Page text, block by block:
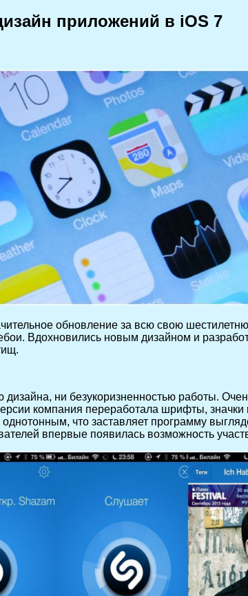
приложений в iOS 7
обновление за всю свою
Вдохновились новым дизайном и
дизайна, ни безукоризненностью работы.
компания переработала шрифты,
что заставляет программу
впервые появилась возможность